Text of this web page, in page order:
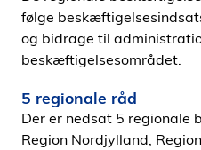
følge
og bidrage til
beskæftigelsesområdet.
5 regionale råd
Der er nedsat 5 regionale
Region Nordjylland,